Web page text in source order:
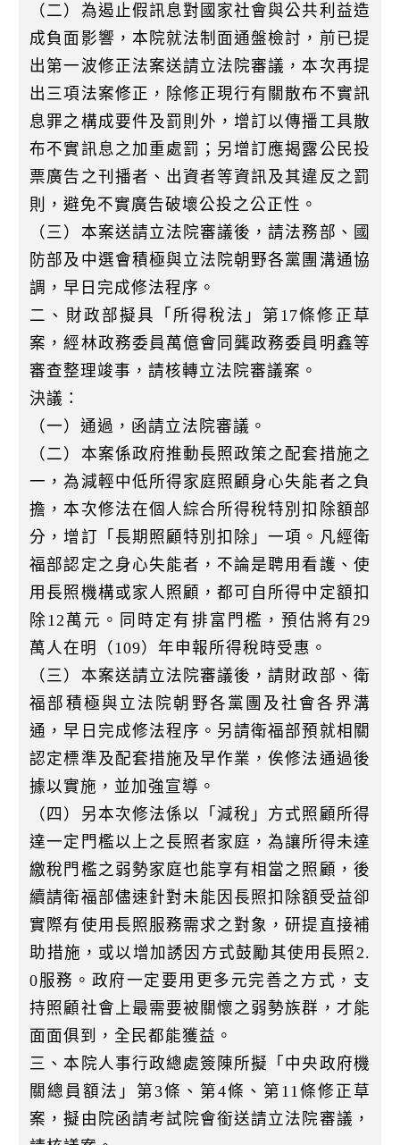
（二）為遏止假訊息對國家社會與公共利益造
成負面影響，本院就法制面通盤檢討，前已提
出第一波修正法案送請立法院審議，本次再提
出三項法案修正，除修正現行有關散布不實訊
息罪之構成要件及罰則外，增訂以傳播工具散
布不實訊息之加重處罰；另增訂應揭露公民投
票廣告之刊播者、出資者等資訊及其違反之罰
則，避免不實廣告破壞公投之公正性。
（三）本案送請立法院審議後，請法務部、國
防部及中選會積極與立法院朝野各黨團溝通協
調，早日完成修法程序。
二、財政部擬具「所得稅法」第17條修正草
案，經林政務委員萬億會同龔政務委員明鑫等
審查整理竣事，請核轉立法院審議案。
決議：
（一）通過，函請立法院審議。
（二）本案係政府推動長照政策之配套措施之
一，為減輕中低所得家庭照顧身心失能者之負
擔，本次修法在個人綜合所得稅特別扣除額部
分，增訂「長期照顧特別扣除」一項。凡經衛
福部認定之身心失能者，不論是聘用看護、使
用長照機構或家人照顧，都可自所得中定額扣
除12萬元。同時定有排富門檻，預估將有29
萬人在明（109）年申報所得稅時受惠。
（三）本案送請立法院審議後，請財政部、衛
福部積極與立法院朝野各黨團及社會各界溝
通，早日完成修法程序。另請衛福部預就相關
認定標準及配套措施及早作業，俟修法通過後
據以實施，並加強宣導。
（四）另本次修法係以「減稅」方式照顧所得
達一定門檻以上之長照者家庭，為讓所得未達
繳稅門檻之弱勢家庭也能享有相當之照顧，後
續請衛福部儘速針對未能因長照扣除額受益卻
實際有使用長照服務需求之對象，研提直接補
助措施，或以增加誘因方式鼓勵其使用長照2.
0服務。政府一定要用更多元完善之方式，支
持照顧社會上最需要被關懷之弱勢族群，才能
面面俱到，全民都能獲益。
三、本院人事行政總處簽陳所擬「中央政府機
關總員額法」第3條、第4條、第11條修正草
案，擬由院函請考試院會銜送請立法院審議，